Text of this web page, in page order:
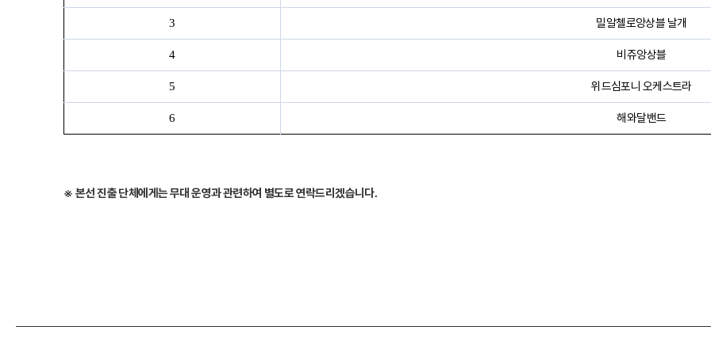
3 밀알첼로앙상블 날개
4 비쥬앙상블
5 위드심포니 오케스트라
6 해와달밴드
※ 본선 진출 단체에게는 무대 운영과 관련하여 별도로 연락드리겠습니다.